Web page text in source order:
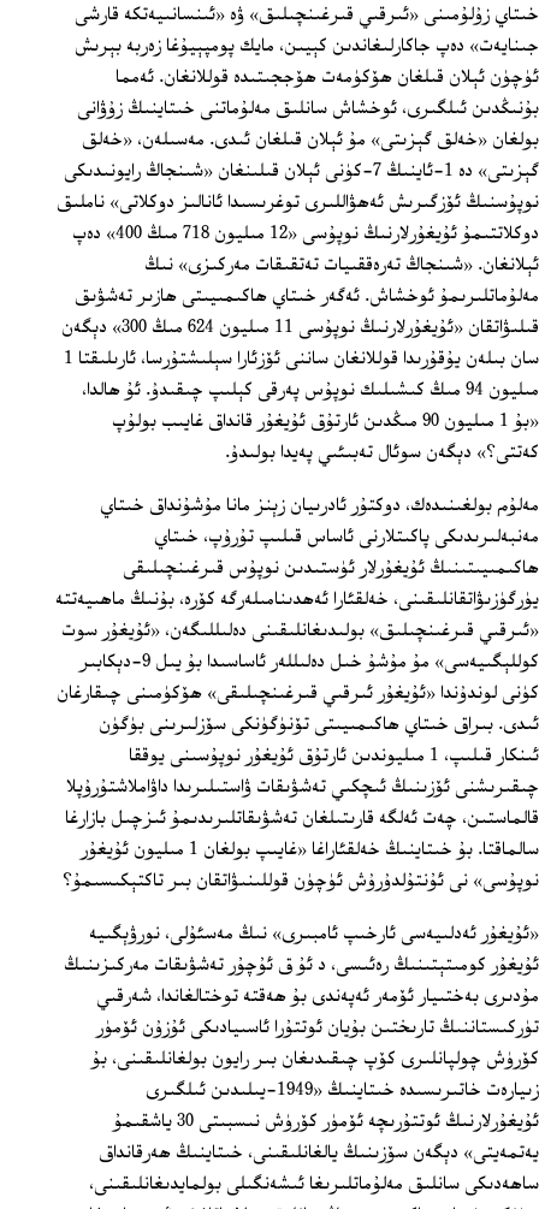
خىتاي زۇلۇمىنى «ئىرقىي قىرغىنچىلىق» ۋە «ئىنسانىيەتكە قارشى
جىنايەت» دەپ جاكارلىغاندىن كېيىن، مايك پومپېيۇغا زەربە بېرىش
ئۈچۈن ئېلان قىلغان ھۆكۈمەت ھۆججىتىدە قوللانغان. ئەمما
بۇنىڭدىن ئىلگىرى، ئوخشاش سانلىق مەلۇماتنى خىتاينىڭ زۇۋانى
بولغان «خەلق گېزىتى» مۇ ئېلان قىلغان ئىدى. مەسىلەن، «خەلق
گېزىتى» دە 1-ئاينىڭ 7-كۈنى ئېلان قىلىنغان «شىنجاڭ رايونىدىكى
نوپۇسنىڭ ئۆزگىرىش ئەھۋاللىرى توغرىسىدا ئانالىز دوكلاتى» ناملىق
دوكلاتتىمۇ ئۇيغۇرلارنىڭ نوپۇسى «12 مىليون 718 مىڭ 400» دەپ
ئېلانغان. «شىنجاڭ تەرەققىيات تەتقىقات مەركىزى» نىڭ
مەلۇماتلىرىمۇ ئوخشاش. ئەگەر خىتاي ھاكىمىيىتى ھازىر تەشۋىق
قىلىۋاتقان «ئۇيغۇرلارنىڭ نوپۇسى 11 مىليون 624 مىڭ 300» دېگەن
سان بىلەن يۇقۇرىدا قوللانغان ساننى ئۆزئارا سېلىشتۇرسا، ئارىلىقتا 1
مىليون 94 مىڭ كىشىلىك نوپۇس پەرقى كېلىپ چىقىدۇ. ئۇ ھالدا،
«بۇ 1 مىليون 90 مىڭدىن ئارتۇق ئۇيغۇر قانداق غايىب بولۇپ
كەتتى؟» دېگەن سوئال تەبىئىي پەيدا بولىدۇ.
مەلۇم بولغىنىدەك، دوكتۇر ئادرىيان زېنز مانا مۇشۇنداق خىتاي
مەنبەلىرىدىكى پاكىتلارنى ئاساس قىلىپ تۇرۇپ، خىتاي
ھاكىمىيىتىنىڭ ئۇيغۇرلار ئۈستىدىن نوپۇس قىرغىنچىلىقى
يۈرگۈزىۋاتقانلىقىنى، خەلقئارا ئەھدىنامىلەرگە كۆرە، بۇنىڭ ماھىيەتتە
«ئىرقىي قىرغىنچىلىق» بولىدىغانلىقىنى دەلىللىگەن، «ئۇيغۇر سوت
كوللېگىيەسى» مۇ مۇشۇ خىل دەلىللەر ئاساسىدا بۇ يىل 9-دېكابىر
كۈنى لوندۇندا «ئۇيغۇر ئىرقىي قىرغىنچىلىقى» ھۆكۈمىنى چىقارغان
ئىدى. بىراق خىتاي ھاكىمىيىتى تۆنۈگۈنكى سۆزلىرىنى بۈگۈن
ئىنكار قىلىپ، 1 مىليوندىن ئارتۇق ئۇيغۇر نوپۇسىنى يوققا
چىقىرىشنى ئۆزىنىڭ ئىچكىي تەشۋىقات ۋاستىلىرىدا داۋاملاشتۇرۇپلا
قالماستىن، چەت ئەلگە قارىتىلغان تەشۋىقاتلىرىدىمۇ ئىزچىل بازارغا
سالماقتا. بۇ خىتاينىڭ خەلقئاراغا «غايىپ بولغان 1 مىليون ئۇيغۇر
نوپۇسى» نى ئۇنتۇلدۇرۇش ئۈچۈن قوللىنىۋاتقان بىر تاكتېكىسىمۇ؟
«ئۇيغۇر ئەدلىيەسى ئارخىپ ئامبىرى» نىڭ مەسئۇلى، نورۋېگىيە
ئۇيغۇر كومىتېتىنىڭ رەئىسى، د ئۇ ق ئۇچۇر تەشۋىقات مەركىزىنىڭ
مۇدىرى بەختىيار ئۆمەر ئەپەندى بۇ ھەقتە توختالغاندا، شەرقىي
تۈركىستاننىڭ تارىختىن بۇيان ئوتتۇرا ئاسىيادىكى ئۇزۇن ئۆمۈر
كۆرۈش چولپانلىرى كۆپ چىقىدىغان بىر رايون بولغانلىقىنى، بۇ
زىيارەت خاتىرىسىدە خىتاينىڭ «1949-يىلىدىن ئىلگىرى
ئۇيغۇرلارنىڭ ئوتتۇرىچە ئۆمۈر كۆرۈش نىسبىتى 30 ياشقىمۇ
يەتمەيتى» دېگەن سۆزىنىڭ يالغانلىقىنى، خىتاينىڭ ھەرقانداق
ساھەدىكى سانلىق مەلۇماتلىرىغا ئىشەنگىلى بولمايدىغانلىقىنى،